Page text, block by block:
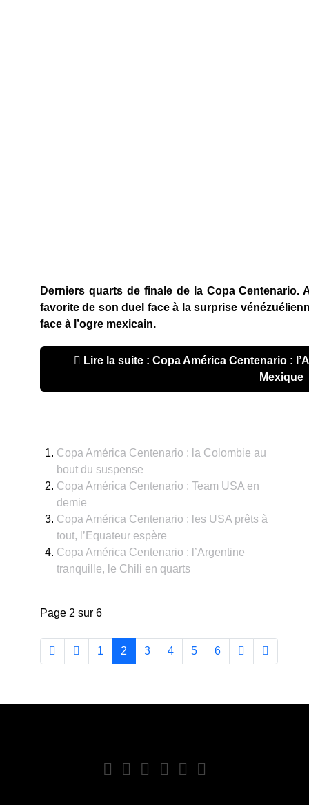
Derniers quarts de finale de la Copa Centenario.
favorite de son duel face à la surprise
face à l’ogre mexicain.
Lire la suite : Copa América Centenario :
Mexique
Copa América Centenario : la Colombie au
bout du suspense
Copa América Centenario : Team USA en
demie
Copa América Centenario : les USA prêts à
tout, l’Equateur espère
Copa América Centenario : l’Argentine
tranquille, le Chili en quarts
Page 2 sur 6
1 2 3 4 5 6